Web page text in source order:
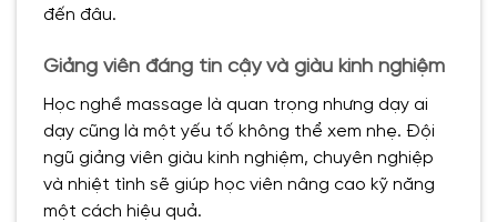
đến đâu.
Giảng viên đáng tin cậy và giàu kinh nghiệm
Học nghề massage là quan trọng nhưng dạy ai
dạy cũng là một yếu tố không thể xem nhẹ. Đội
ngũ giảng viên giàu kinh nghiệm, chuyên nghiệp
và nhiệt tình sẽ giúp học viên nâng cao kỹ năng
một cách hiệu quả.